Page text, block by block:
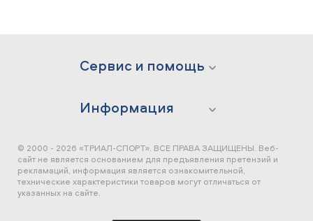
Сервис и помощь
Информация
© 2000 - 2026 «ТРИАЛ-СПОРТ». ВСЕ ПРАВА ЗАЩИЩЕНЫ. Веб-
сайт не является основанием для предъявления претензий и
рекламаций, информация является ознакомительной,
технические характеристики товаров могут отличаться от
указанных на сайте.